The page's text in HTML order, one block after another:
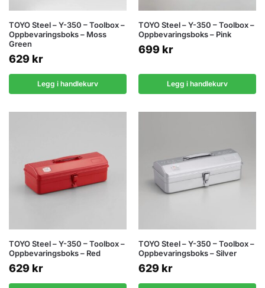
TOYO Steel – Y-350 – Toolbox –
Oppbevaringsboks – Moss
Green
629 kr
Legg i handlekurv
TOYO Steel – Y-350 – Toolbox –
Oppbevaringsboks – Pink
699 kr
Legg i handlekurv
TOYO Steel – Y-350 – Toolbox –
Oppbevaringsboks – Red
629 kr
TOYO Steel – Y-350 – Toolbox –
Oppbevaringsboks – Silver
629 kr